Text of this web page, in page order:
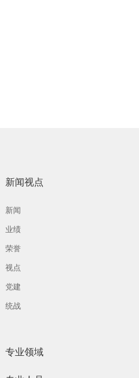
新闻视点
新闻
业绩
荣誉
视点
党建
统战
专业领域